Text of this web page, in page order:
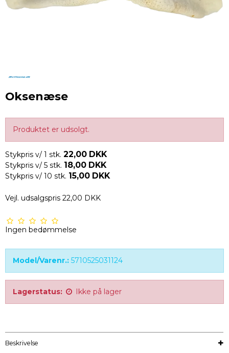
Oksenæse
Produktet er udsolgt.
Stykpris v/ 1 stk. 22,00 DKK
Stykpris v/ 5 stk. 18,00 DKK
Stykpris v/ 10 stk. 15,00 DKK
Vejl. udsalgspris 22,00 DKK
Ingen bedømmelse
Model/Varenr.: 5710525031124
Lagerstatus: Ikke på lager
Beskrivelse